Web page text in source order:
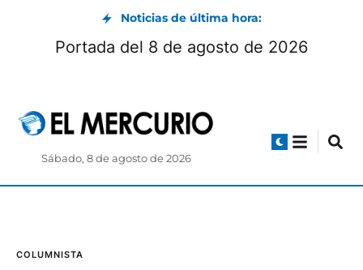
Noticias de última hora:
Portada del 8 de agosto de 2026
Sábado, 8 de agosto de 2026
COLUMNISTA